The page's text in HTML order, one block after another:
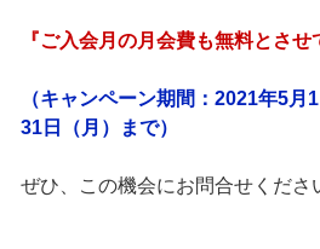
『ご入会月の月会費も無料とさせ
（キャンペーン期間：2021年5月
31日（月）まで）
ぜひ、この機会にお問合せくださ